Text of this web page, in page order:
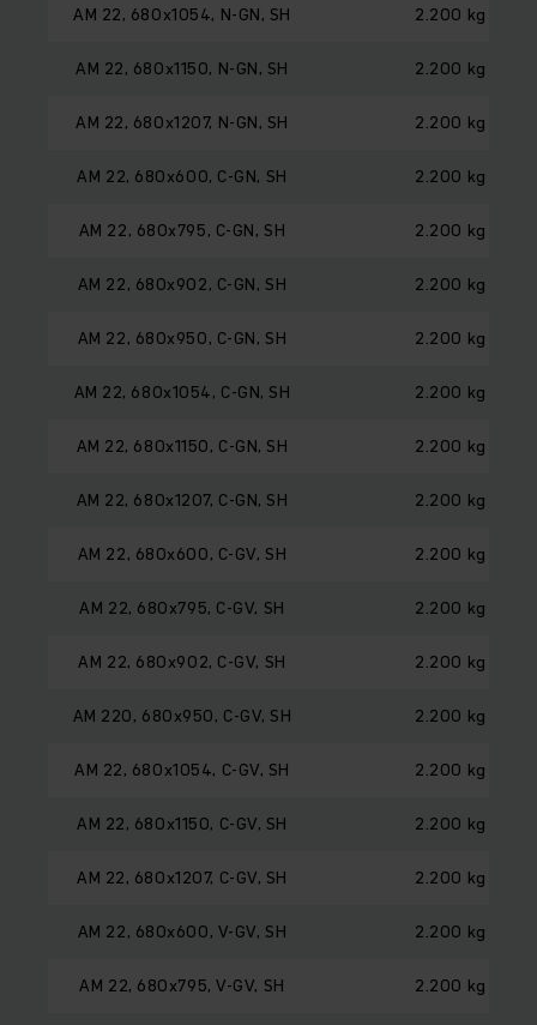
AM 22, 680x1054, N-GN, SH 2.200 kg
AM 22, 680x1150, N-GN, SH 2.200 kg
AM 22, 680x1207, N-GN, SH 2.200 kg
AM 22, 680x600, C-GN, SH 2.200 kg
AM 22, 680x795, C-GN, SH 2.200 kg
AM 22, 680x902, C-GN, SH 2.200 kg
AM 22, 680x950, C-GN, SH 2.200 kg
AM 22, 680x1054, C-GN, SH 2.200 kg
AM 22, 680x1150, C-GN, SH 2.200 kg
AM 22, 680x1207, C-GN, SH 2.200 kg
AM 22, 680x600, C-GV, SH 2.200 kg
AM 22, 680x795, C-GV, SH 2.200 kg
AM 22, 680x902, C-GV, SH 2.200 kg
AM 220, 680x950, C-GV, SH 2.200 kg
AM 22, 680x1054, C-GV, SH 2.200 kg
AM 22, 680x1150, C-GV, SH 2.200 kg
AM 22, 680x1207, C-GV, SH 2.200 kg
AM 22, 680x600, V-GV, SH 2.200 kg
AM 22, 680x795, V-GV, SH 2.200 kg